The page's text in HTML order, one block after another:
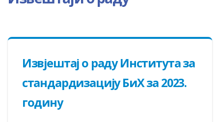
Извјештај о раду Института за
стандардизацију БиХ за 2023.
годину